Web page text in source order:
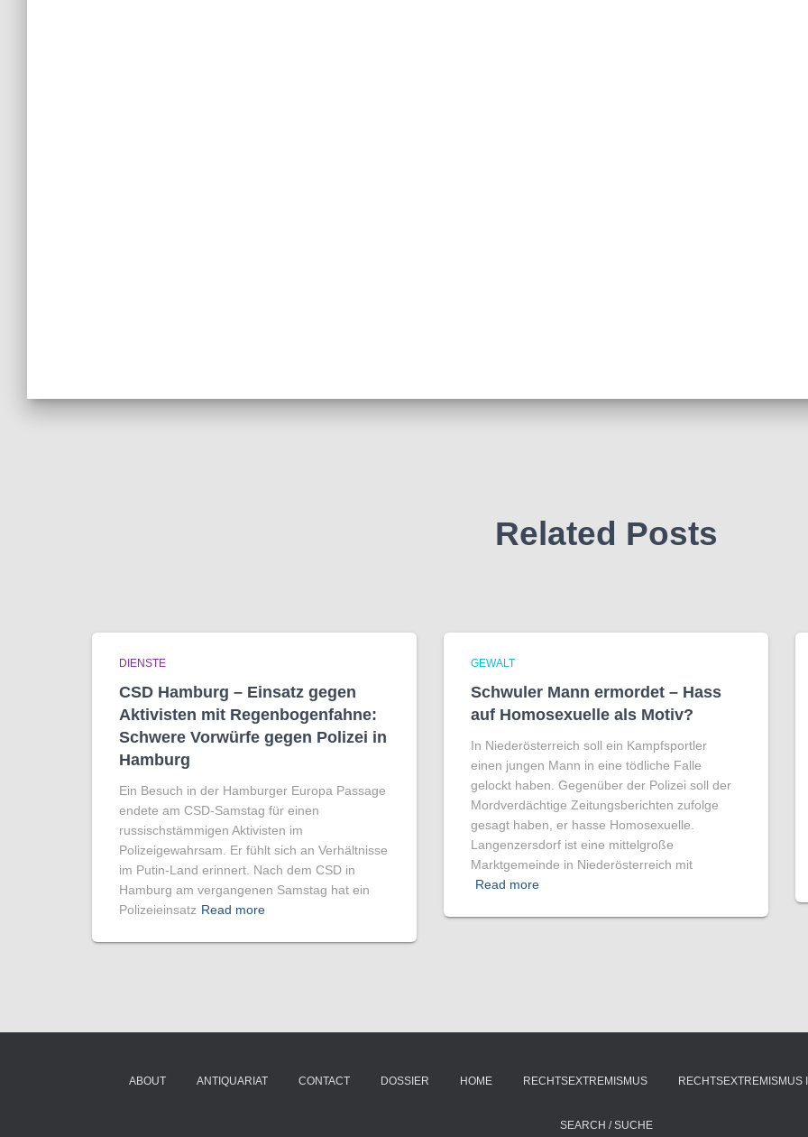
Related Posts
DIENSTE
CSD Hamburg – Einsatz gegen
Aktivisten mit Regenbogen­fahne:
Schwere Vorwürfe gegen Polizei in
Hamburg
Ein Besuch in der Hamburger Europa Passage
endete am CSD-Samstag für einen
russischstämmigen Aktivisten im
Polizeigewahrsam. Er fühlt sich an Verhältnisse
im Putin-Land erinnert. Nach dem CSD in
Hamburg am vergangenen Samstag hat ein
Polizeieinsatz Read more
GEWALT
Schwuler Mann ermordet – Hass
auf Homo­sexuelle als Motiv?
In Niederösterreich soll ein Kampfsportler
einen jungen Mann in eine tödliche Falle
gelockt haben. Gegenüber der Polizei soll der
Mordverdächtige Zeitungsberichten zufolge
gesagt haben, er hasse Homosexuelle.
Langenzersdorf ist eine mittelgroße
Marktgemeinde in Niederösterreich mit
Read more
ABOUT ANTIQUARIAT CONTACT DOSSIER HOME RECHTSEXTREMISMUS RECHTSEXTREMISMUS
SEARCH / SUCHE